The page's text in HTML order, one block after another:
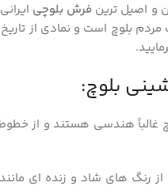
و اصیل ترین فرش بلوچی
مردم بلوچ است و نمادی از
بلوچ:
غالباً هندسی هستند و از
رنگ های شاد و زنده ای